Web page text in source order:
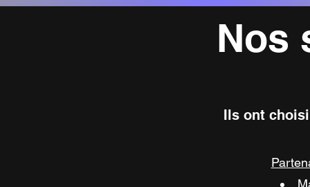
Nos
Ils ont